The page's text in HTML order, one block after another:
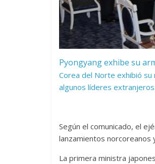
Pyongyang exhibe su
Corea del Norte exhibió su
algunos líderes extranjeros.
Según el comunicado, el
lanzamientos norcoreanos
La primera ministra